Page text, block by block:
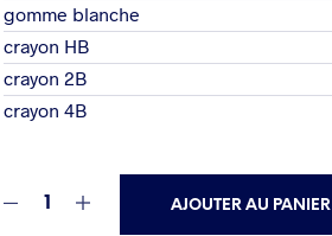
gomme blanche
crayon HB
crayon 2B
crayon 4B
AJOUTER AU PANIER